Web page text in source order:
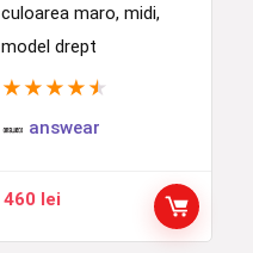
culoarea maro, midi,
model drept
★ ★ ★ ★ ★
answear
460 lei